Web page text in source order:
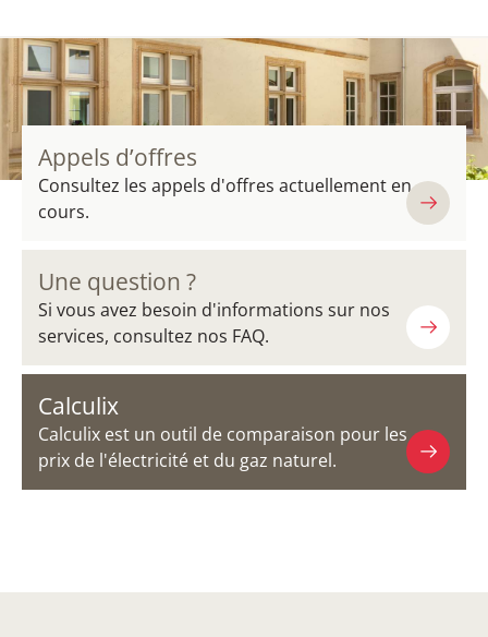
Appels d’offres
Consultez les appels d'offres actuellement en
cours.
Une question ?
Si vous avez besoin d'informations sur nos
services, consultez nos FAQ.
Calculix
Calculix est un outil de comparaison pour les
prix de l'électricité et du gaz naturel.